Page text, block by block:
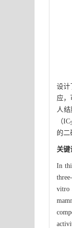
设计
应，
人
（IC
的二
关键
In
vitro